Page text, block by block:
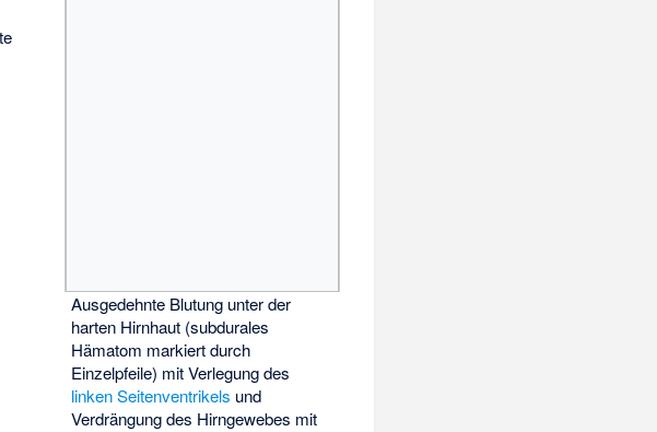
Ausgedehnte Blutung unter der
harten Hirnhaut (subdurales
Hämatom markiert durch
Einzelpfeile) mit Verlegung des
linken Seitenventrikels und
Verdrängung des Hirngewebes mit